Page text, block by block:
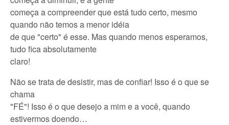
começa a compreender que está tudo certo, mesmo
quando não temos a menor idéia
de que "certo" é esse. Mas quando menos esperamos,
tudo fica absolutamente
claro!
Não se trata de desistir, mas de confiar! Isso é o que se
chama
"FÉ"! Isso é o que desejo a mim e a você, quando
estivermos doendo…